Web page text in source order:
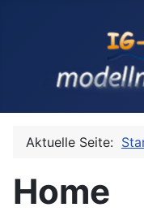
Aktuelle Seite:
Home